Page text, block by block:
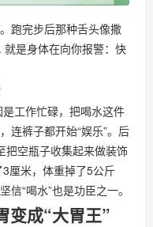
跑完步后那种舌头像撒
是身体在向你报警：快
工作忙碌，把喝水这件
连裤子都开始“娱乐”。后
把空瓶子收集起来做装饰
厘米，体重掉了5公斤
“喝水”也是功臣之一。
成“大胃王”